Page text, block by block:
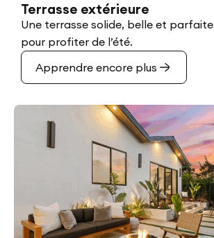
Terrasse extérieure
Une terrasse solide, belle et parfaite
pour profiter de l’été.
Apprendre encore plus